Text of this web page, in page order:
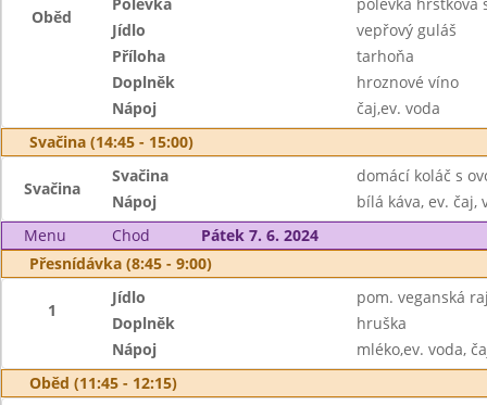
Oběd
Jídlo
vepřový guláš
Příloha
tarhoňa
Doplněk
hroznové víno
Nápoj
čaj,ev. voda
Svačina (14:45 - 15:00)
Svačina
Svačina
domácí koláč s
Nápoj
bílá káva, ev. čaj,
Menu
Chod
Pátek 7. 6. 2024
Přesnídávka (8:45 - 9:00)
1
Jídlo
pom. veganská
Doplněk
hruška
Nápoj
mléko,ev. voda,
Oběd (11:45 - 12:15)